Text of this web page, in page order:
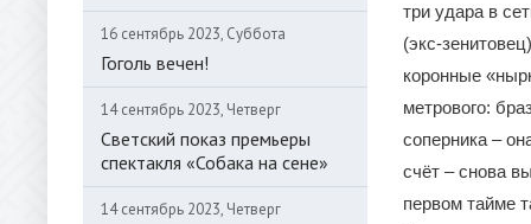
16 сентябрь 2023, Суббота
Гоголь вечен!
14 сентябрь 2023, Четверг
Светский показ премьеры
спектакля «Собака на сене»
14 сентябрь 2023, Четверг
три удара в
(экс-
коронные
метрового:
соперника –
счёт – снова
первом тайме